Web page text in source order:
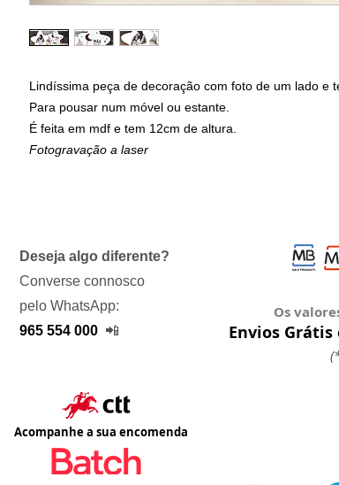
Lindíssima peça de decoração com foto de um lado e
Para pousar num móvel ou estante.
É feita em mdf e tem 12cm de altura.
Fotogravação a laser
Deseja algo diferente?
Converse connosco
pelo WhatsApp:
965 554 000 📲
Os
Envios
Acompanhe a sua encomenda